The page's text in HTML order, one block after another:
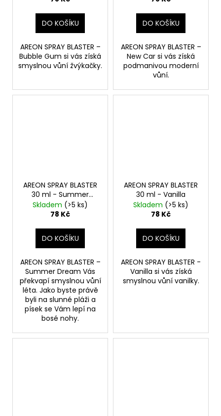
DO KOŠÍKU
AREON SPRAY BLASTER –
Bubble Gum si vás získá
smyslnou vůní žvýkačky.
DO KOŠÍKU
AREON SPRAY BLASTER –
New Car si vás získá
podmanivou moderní
vůní.
AREON SPRAY BLASTER
30 ml - Summer
Dream
Skladem (>5 ks)
78 Kč
DO KOŠÍKU
AREON SPRAY BLASTER –
Summer Dream Vás
překvapí smyslnou vůní
léta. Jako byste právě
byli na slunné pláži a
písek se Vám lepí na
bosé nohy.
AREON SPRAY BLASTER
30 ml - Vanilla
Skladem (>5 ks)
78 Kč
DO KOŠÍKU
AREON SPRAY BLASTER -
Vanilla si vás získá
smyslnou vůní vanilky.